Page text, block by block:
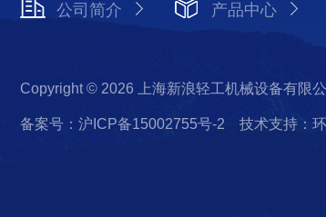
公司简介 产品中心
Copyright © 2026 上海新浪轻工机械设备有限
备案号：沪ICP备15002755号-2 技术支持：